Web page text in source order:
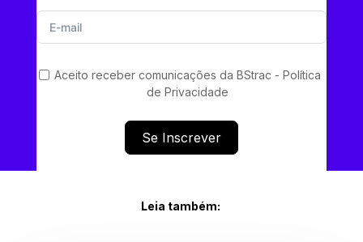
Aceito receber comunicações da BStrac - Política
de Privacidade
Se Inscrever
Leia também: